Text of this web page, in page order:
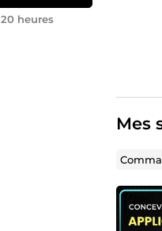
20 heures
Mes